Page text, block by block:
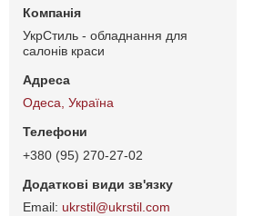
УкрСтиль - обладнання для
салонів краси
Одеса, Україна
+380 (95) 270-27-02
ukrstil@ukrstil.com